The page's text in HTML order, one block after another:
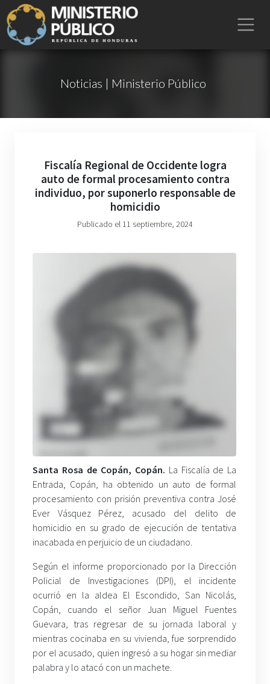
Noticias | Ministerio Público
Fiscalía Regional de Occidente logra
auto de formal procesamiento contra
individuo, por suponerlo responsable de
homicidio
Publicado el 11 septiembre, 2024
Santa Rosa de Copán, Copán. La Fiscalía de La
Entrada, Copán, ha obtenido un auto de formal
procesamiento con prisión preventiva contra José
Ever Vásquez Pérez, acusado del delito de
homicidio en su grado de ejecución de tentativa
inacabada en perjuicio de un ciudadano.
Según el informe proporcionado por la Dirección
Policial de Investigaciones (DPI), el incidente
ocurrió en la aldea El Escondido, San Nicolás,
Copán, cuando el señor Juan Miguel Fuentes
Guevara, tras regresar de su jornada laboral y
mientras cocinaba en su vivienda, fue sorprendido
por el acusado, quien ingresó a su hogar sin mediar
palabra y lo atacó con un machete.